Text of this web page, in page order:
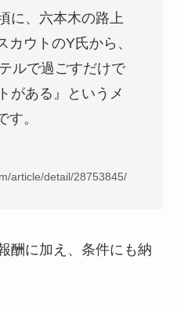
に、六本木の路上
カウトのY氏から、
ルで過ごすだけで
がある』というメ
す。
article/detail/28753845/
酬に加え、条件にも納